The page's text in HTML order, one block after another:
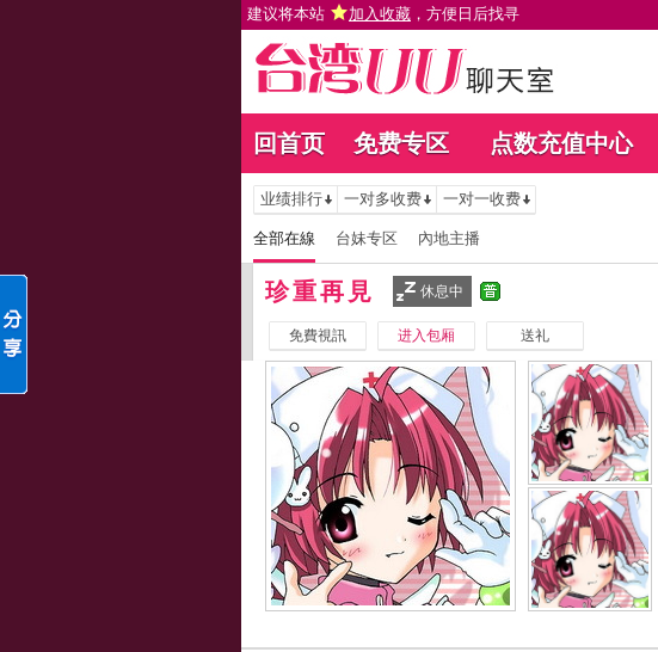
建议将本站 加入收藏 ，方便日后找寻
回首页 免费专区 点数充值中心
业绩排行 一对多收费 一对一收费
全部在線 台妹专区 內地主播
珍重再見 休息中
免費視訊 进入包厢 送礼